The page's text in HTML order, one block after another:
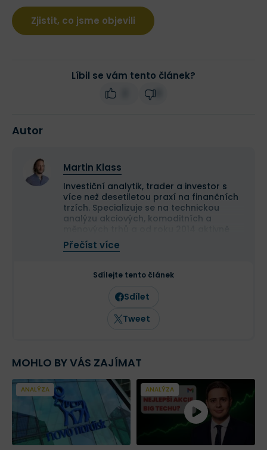
Zjistit, co jsme objevili
Líbil se vám tento článek?
Autor
Martin Klass
Investiční analytik, trader a investor s
více než desetiletou praxí na finančních
trzích. Specializuje se na technickou
analýzu akciových, komoditních a
obchoduje vlastní kapitál. Své obchodní
výsledky dlouhodobě dokládá veřejnou
Je držitelem titulu Ph.D. v oboru finance a
vedle vlastního obchodování publikuje
odborné analýzy a komentáře zaměřené
na trading a investování. Jeho články
pravidelně vycházejí nejen na Finexu, ale
také v dalších finančních médiích.
Přečíst více
Sdílejte tento článek
Sdílet
Tweet
MOHLO BY VÁS ZAJÍMAT
ANALÝZA ANALÝZA